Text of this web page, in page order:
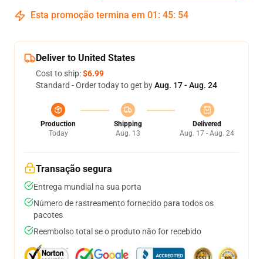
Esta promoção termina em 01 : 45: 53
Deliver to United States
Cost to ship:$6.99
Standard - Order today to get byAug. 17 - Aug. 24
Production
Today
Shipping
Aug. 13
Delivered
Aug. 17 - Aug. 24
Transação segura
Entrega mundial na sua porta
Número de rastreamento fornecido para todos os
pacotes
Reembolso total se o produto não for recebido